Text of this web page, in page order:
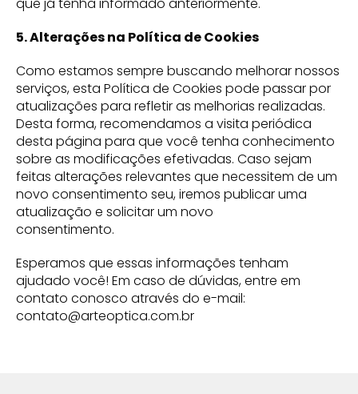
5. Alterações na Política de Cookies
Como estamos sempre buscando melhorar nossos
serviços, esta Política de Cookies pode passar por
atualizações para refletir as melhorias realizadas.
Desta forma, recomendamos a visita periódica
desta página para que você tenha conhecimento
sobre as modificações efetivadas. Caso sejam
feitas alterações relevantes que necessitem de um
novo consentimento seu, iremos publicar uma
atualização e solicitar um novo
consentimento.
Esperamos que essas informações tenham
ajudado você! Em caso de dúvidas, entre em
contato conosco através do e-mail:
contato@arteoptica.com.br